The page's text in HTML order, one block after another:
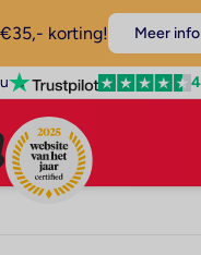
korting! Meer info